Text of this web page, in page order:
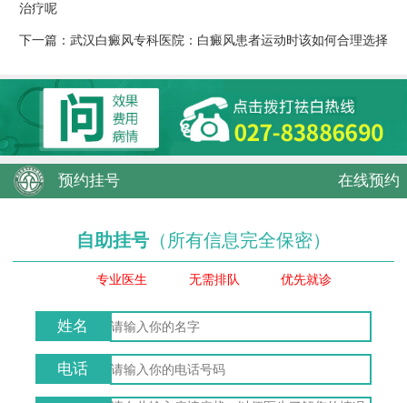
治疗呢
下一篇： 武汉白癜风专科医院：白癜风患者运动时该如何合理选择
预约挂号 在线预约
自助挂号 （所有信息完全保密）
专业医生 无需排队 优先就诊
姓名
电话